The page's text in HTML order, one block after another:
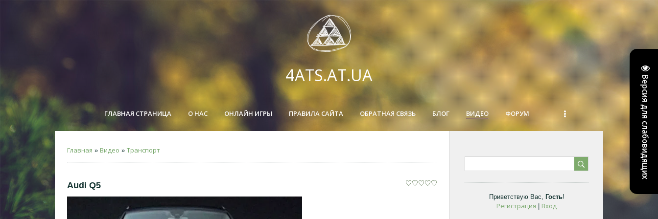
Версия для слабовидящих
4ATS.AT.UA
ГЛАВНАЯ СТРАНИЦА О НАС ОНЛАЙН ИГРЫ ПРАВИЛА САЙТА ОБРАТНАЯ СВЯЗЬ БЛОГ ВИДЕО ФОРУМ
Главная » Видео » Транспорт
Audi Q5
Приветствую Вас, Гость!
Регистрация Вход